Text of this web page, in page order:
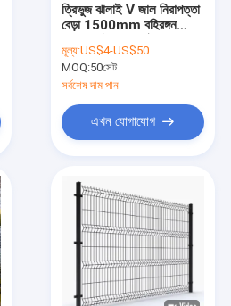
ত্রিভুজ ঝালাই V জাল নিরাপত্তা
বেড়া 1500mm বহিরঙ্গন
বাগান বেড়া
মূল্য:US$4-US$50
MOQ:50সেট
সর্বশেষ দাম পান
এখন যোগাযোগ